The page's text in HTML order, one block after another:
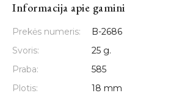
Informacija apie gamini
Prekės numeris:
B-2686
Svoris:
25 g.
Praba:
585
Plotis:
18 mm